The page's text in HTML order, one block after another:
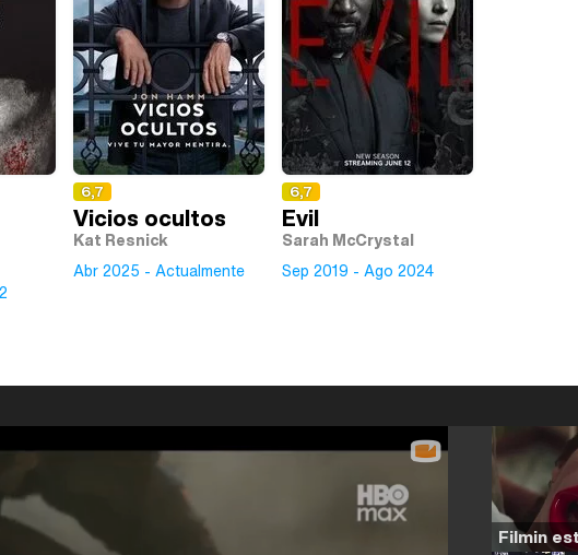
6,7
Vicios ocultos
Kat Resnick
Abr 2025 - Actualmente
6,7
Evil
Sarah McCrystal
Sep 2019 - Ago 2024